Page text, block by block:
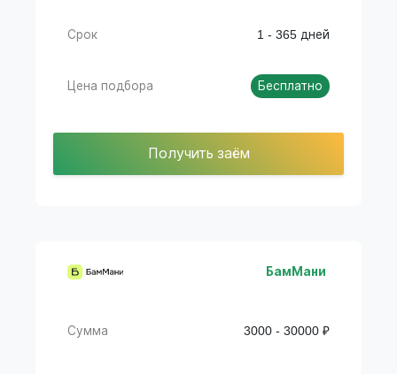
Срок 1 - 365 дней
Цена подбора Бесплатно
Получить заём
БамМани
Сумма 3000 - 30000 ₽